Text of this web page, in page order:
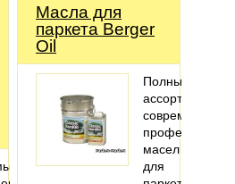
Масла для
паркета Berger
Oil
Полный
ассортимент
современных
масел
для